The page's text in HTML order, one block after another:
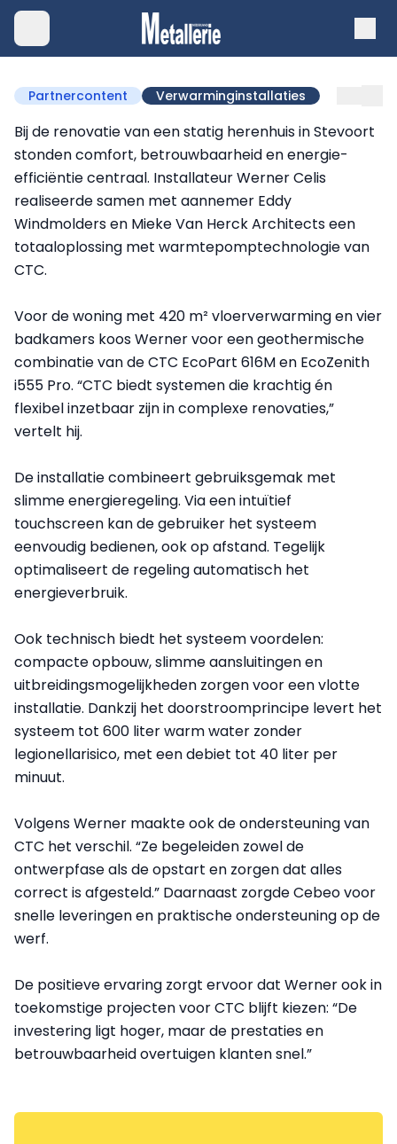
Partnercontent Verwarminginstallaties
Bij de renovatie van een statig herenhuis in Stevoort
stonden comfort, betrouwbaarheid en energie-
efficiëntie centraal. Installateur Werner Celis
realiseerde samen met aannemer Eddy
Windmolders en Mieke Van Herck Architects een
totaaloplossing met warmtepomptechnologie van
CTC.
Voor de woning met 420 m² vloerverwarming en vier
badkamers koos Werner voor een geothermische
combinatie van de CTC EcoPart 616M en EcoZenith
i555 Pro. “CTC biedt systemen die krachtig én
flexibel inzetbaar zijn in complexe renovaties,”
vertelt hij.
De installatie combineert gebruiksgemak met
slimme energieregeling. Via een intuïtief
touchscreen kan de gebruiker het systeem
eenvoudig bedienen, ook op afstand. Tegelijk
optimaliseert de regeling automatisch het
energieverbruik.
Ook technisch biedt het systeem voordelen:
compacte opbouw, slimme aansluitingen en
uitbreidingsmogelijkheden zorgen voor een vlotte
installatie. Dankzij het doorstroomprincipe levert het
systeem tot 600 liter warm water zonder
legionellarisico, met een debiet tot 40 liter per
minuut.
Volgens Werner maakte ook de ondersteuning van
CTC het verschil. “Ze begeleiden zowel de
ontwerpfase als de opstart en zorgen dat alles
correct is afgesteld.” Daarnaast zorgde Cebeo voor
snelle leveringen en praktische ondersteuning op de
werf.
De positieve ervaring zorgt ervoor dat Werner ook in
toekomstige projecten voor CTC blijft kiezen: “De
investering ligt hoger, maar de prestaties en
betrouwbaarheid overtuigen klanten snel.”